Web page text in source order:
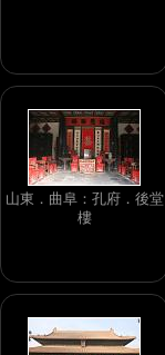
山東．曲阜：孔府．後堂
樓